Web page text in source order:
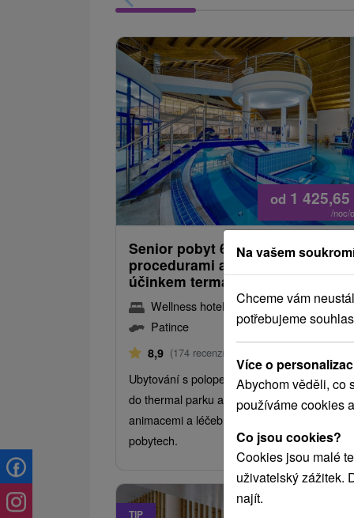
od 1 425,65
/noc/
Senior pobyt 60+ s výjimečnými
procedurami a blahodárným
účinkem termální vody
Wellness hotel Patince★★★★
Patince
8,9 (174 recenzí)
Ubytování s polopenzí, neomezeným
do thermal parku a wellness centra,
animacemi a léčebnými procedurami při
pobytech.
TIP
Na vašem
Chceme vám
potřebujeme
Více o
Abychom věděli, co
používáme cookies
Co jsou cookies?
Cookies jsou malé
uživatelský zážitek.
najít.